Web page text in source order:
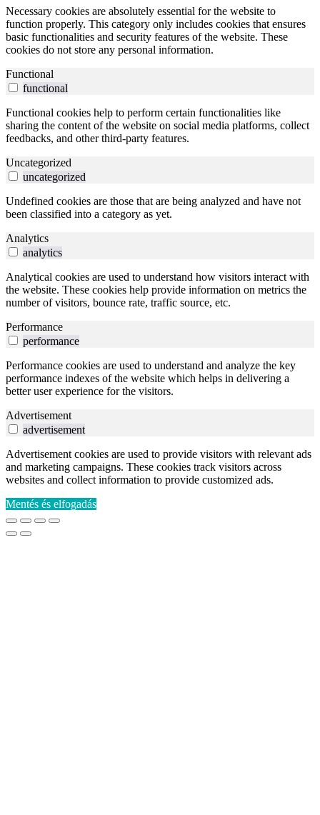
Necessary cookies are absolutely essential for the website to
function properly. This category only includes cookies that ensures
basic functionalities and security features of the website. These
cookies do not store any personal information.
Functional
functional
Functional cookies help to perform certain functionalities like
sharing the content of the website on social media platforms, collect
feedbacks, and other third-party features.
Uncategorized
uncategorized
Undefined cookies are those that are being analyzed and have not
been classified into a category as yet.
Analytics
analytics
Analytical cookies are used to understand how visitors interact with
the website. These cookies help provide information on metrics the
number of visitors, bounce rate, traffic source, etc.
Performance
performance
Performance cookies are used to understand and analyze the key
performance indexes of the website which helps in delivering a
better user experience for the visitors.
Advertisement
advertisement
Advertisement cookies are used to provide visitors with relevant ads
and marketing campaigns. These cookies track visitors across
websites and collect information to provide customized ads.
Mentés és elfogadás